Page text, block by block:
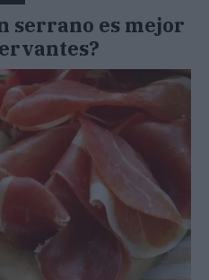
serrano es mejor